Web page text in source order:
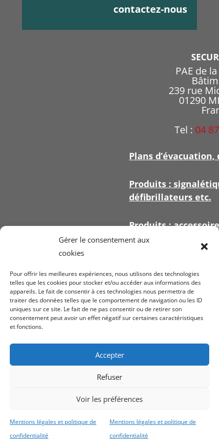
Gérer le consentement aux
cookies
Pour offrir les meilleures expériences, nous utilisons des technologies
telles que les cookies pour stocker et/ou accéder aux informations des
appareils. Le fait de consentir à ces technologies nous permettra de
traiter des données telles que le comportement de navigation ou les ID
uniques sur ce site. Le fait de ne pas consentir ou de retirer son
consentement peut avoir un effet négatif sur certaines caractéristiques
et fonctions.
Accepter
Refuser
Voir les préférences
Mentions légales et politique de
confidentialité
Mentions légales et politique de
confidentialité
contactez-nous
PAE de
239 rue
01290
Tel : 04
Plans
Produits :
défibrillateurs etc.
Produits :
signalétique
Voir nos
Mentions
internet :Archabe
, Design SAORI – Patricia
Foillard